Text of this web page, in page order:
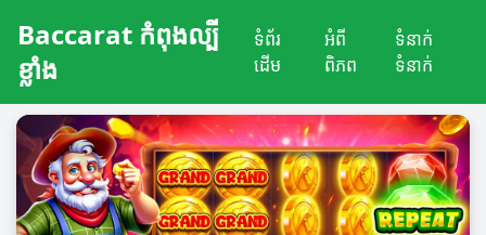
Baccarat កំពុងល្បី
ខ្លាំង
ទំព័រ
ដើម
អំពី
ពិភព
ទំនាក់
ទំនាក់